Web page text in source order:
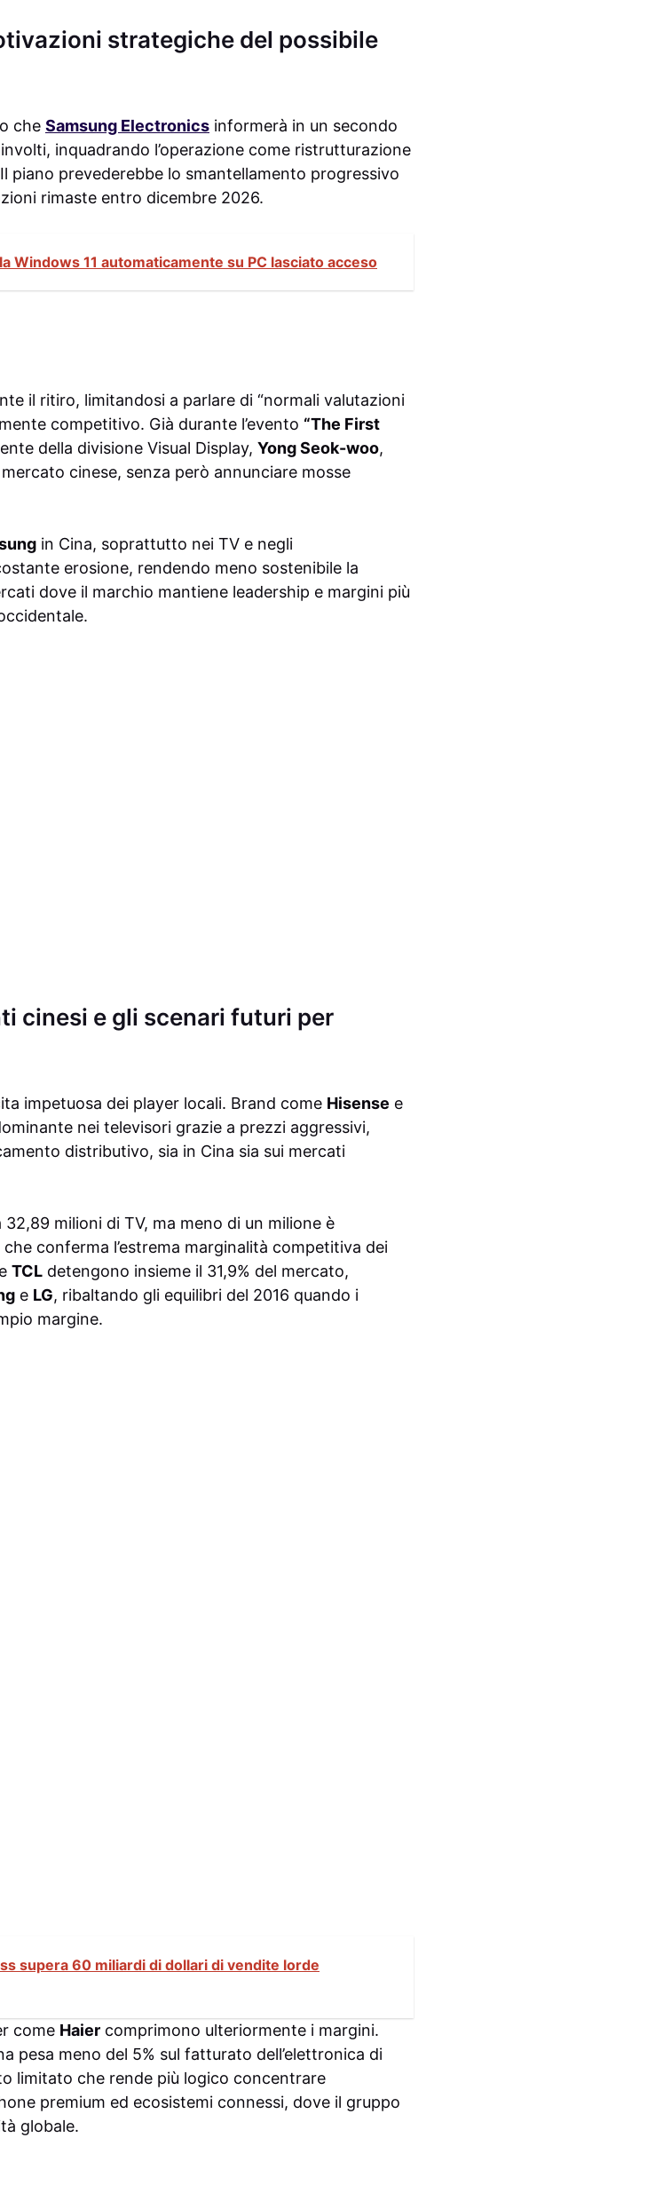
strategiche del possibile
che Samsung Electronics informerà in un secondo
inquadrando l’operazione come ristrutturazione
piano prevederebbe lo smantellamento progressivo
rimaste entro dicembre 2026.
Windows 11 automaticamente su PC lasciato acceso
il ritiro, limitandosi a parlare di “normali valutazioni
competitivo. Già durante l’evento “The First
della divisione Visual Display, Yong Seok-woo,
cinese, senza però annunciare mosse
in Cina, soprattutto nei TV e negli
erosione, rendendo meno sostenibile la
dove il marchio mantiene leadership e margini più
cinesi e gli scenari futuri per
impetuosa dei player locali. Brand come Hisense e
nei televisori grazie a prezzi aggressivi,
distributivo, sia in Cina sia sui mercati
milioni di TV, ma meno di un milione è
conferma l’estrema marginalità competitiva dei
e TCL detengono insieme il 31,9% del mercato,
e LG, ribaltando gli equilibri del 2016 quando i
margine.
supera 60 miliardi di dollari di vendite lorde
come Haier comprimono ulteriormente i margini.
pesa meno del 5% sul fatturato dell’elettronica di
limitato che rende più logico concentrare
premium ed ecosistemi connessi, dove il gruppo
globale.